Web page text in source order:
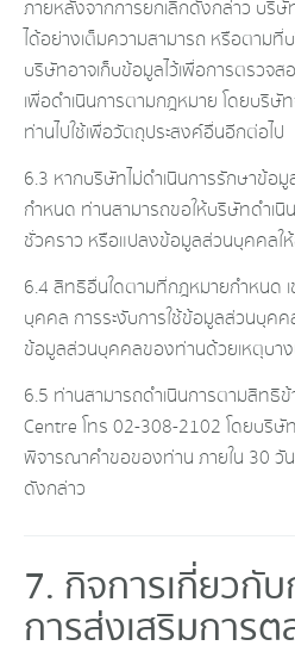
ภายหลังจากการยกเลิกดังกล่าว บริษั
ได้อย่างเต็มความสามารถ หรือตามที่
บริษัทอาจเก็บข้อมูลไว้เพื่อการตรวจส
เพื่อดำเนินการตามกฎหมาย โดยบริษั
ท่านไปใช้เพื่อวัตถุประสงค์อื่นอีกต่อไป
6.3 หากบริษัทไม่ดำเนินการรักษาข้
กำหนด ท่านสามารถขอให้บริษัทดำเนิ
ชั่วคราว หรือแปลงข้อมูลส่วนบุคคลใ
6.4 สิทธิอื่นใดตามที่กฎหมายกำหนด
บุคคล การระงับการใช้ข้อมูลส่วนบุค
ข้อมูลส่วนบุคคลของท่านด้วยเหตุบาง
6.5 ท่านสามารถดำเนินการตามสิทธิ
Centre โทร 02-308-2102 โดยบริษั
พิจารณาคำขอของท่าน ภายใน 30 วั
ดังกล่าว
7. กิจการเกี่ยวกั
การส่งเสริมการต